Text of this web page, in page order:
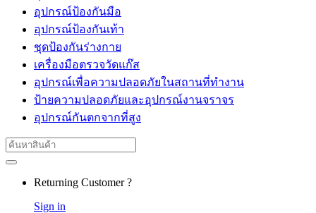
อุปกรณ์ป้องกันมือ
อุปกรณ์ป้องกันเท้า
ชุดป้องกันร่างกาย
เครื่องมือตรวจวัดแก๊ส
อุปกรณ์เพื่อความปลอดภัยในสถานที่ทำงาน
ป้ายความปลอดภัยและอุปกรณ์งานจราจร
อุปกรณ์กันตกจากที่สูง
Search
for:
Returning Customer ?
Sign in